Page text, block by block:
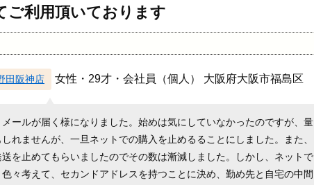
ご利用頂いております
田阪神店 女性・29才・会社員（個人） 大阪府大阪市福島区
ールが届く様になりました。始めは気にしていなかったのですが、量
れませんが、一旦ネットでの購入を止めるることにしました。また、
を止めてもらいましたのでその数は漸減しました。しかし、ネットで
々考えて、セカンドアドレスを持つことに決め、勤め先と自宅の中間